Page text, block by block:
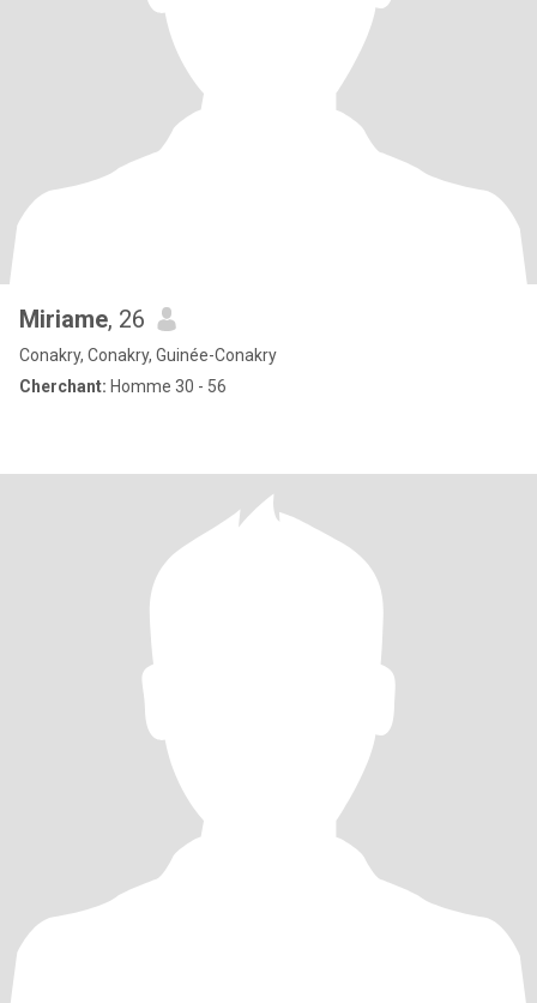
Miriame, 26
Conakry, Conakry, Guinée-Conakry
Cherchant: Homme 30 - 56